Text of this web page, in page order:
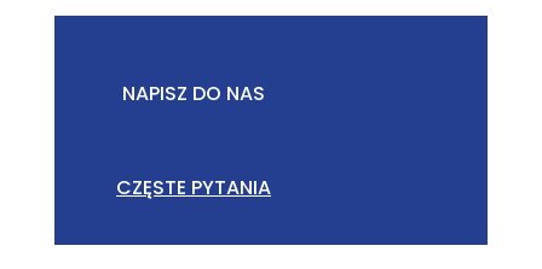
NAPISZ DO NAS
CZĘSTE PYTANIA